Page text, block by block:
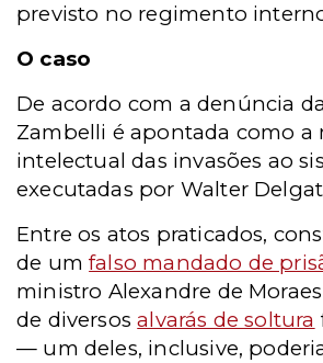
previsto no regimento
O caso
De acordo com a denúncia
Zambelli é apontada como a
intelectual das invasões ao
executadas por Walter
Entre os atos praticados,
de umfalso mandado de
ministro Alexandre de
de diversosalvarás de soltura
— um deles, inclusive,